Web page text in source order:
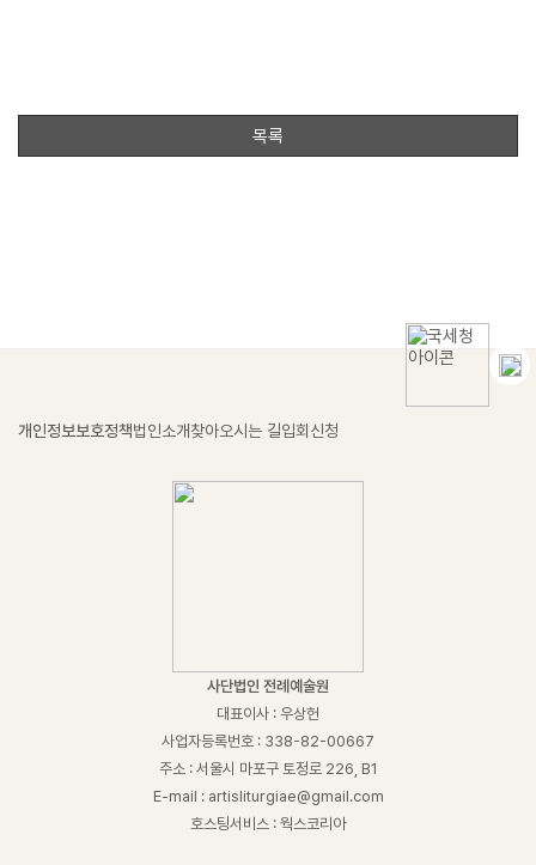
목록
사단법인 전례예술원
대표이사 : 우상헌
사업자등록번호 : 338-82-00667
주소 : 서울시 마포구 토정로 226, B1
E-mail : artisliturgiae@gmail.com
호스팅서비스 : 웍스코리아
개인정보보호정책법인소개찾아오시는 길입회신청